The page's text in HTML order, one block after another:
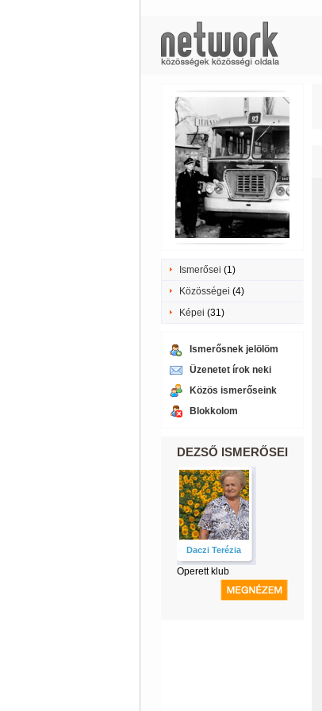
Ismerősei (1)
Közösségei (4)
Képei (31)
Ismerősnek jelölöm
Üzenetet írok neki
Közös ismerőseink
Blokkolom
DEZSŐ ISMERŐSEI
Daczi Terézia
Operett klub